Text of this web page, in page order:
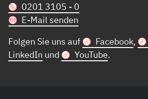
0201 3105 - 0
E-Mail senden
Folgen Sie uns auf
Facebook,
LinkedIn und YouTube.